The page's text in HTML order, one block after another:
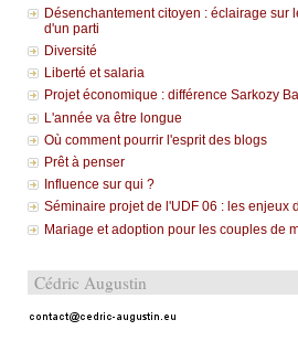
Désenchantement citoyen : éclairage sur
d'un parti
Diversité
Liberté et salaria
Projet économique : différence Sarkozy
L'année va être longue
Où comment pourrir l'esprit des blogs
Prêt à penser
Influence sur qui ?
Séminaire projet de l'UDF 06 : les enjeux
Mariage et adoption pour les couples de
Cédric Augustin